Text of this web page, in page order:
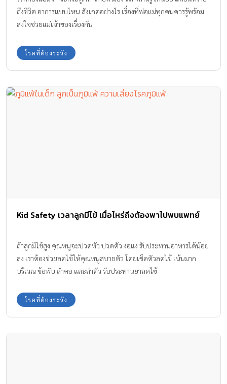
ถึงชีวิต อาการแบบไหน สังเกตอย่างไร เรื่องที่พ่อแม่ทุกคนควรรู้พร้อม
ส่งใจช่วยแม่เจ้าของเรื่องกัน
โรคที่ต้องระวัง
Kid Safety เวลาลูกมีไข้ เมื่อไหร่ถึงต้องพาไปพบแพทย์
ถ้าลูกมีไข้สูง คุณหนูจะปวดหัว ปวดตัว งอแง รับประทานอาหารได้น้อย
ลง เราต้องช่วยลดไข้ให้คุณหนูสบายตัว โดยเช็ดตัวลดไข้ เน้นมาก
บริเวณ ข้อพับ ลำคอ และลำตัว รับประทานยาลดไข้
โรคที่ต้องระวัง